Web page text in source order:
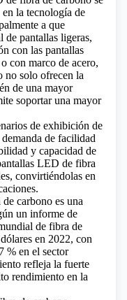
la tecnología de
a que
de pantallas ligeras,
con las pantallas
con marco de acero,
no solo ofrecen la
de una mayor
soportar una mayor
de exhibición de
de facilidad
y capacidad de
LED de fibra
convirtiéndolas en
carbono es una
un informe de
de fibra de
en 2022, con
% en el sector
refleja la fuerte
rendimiento en la